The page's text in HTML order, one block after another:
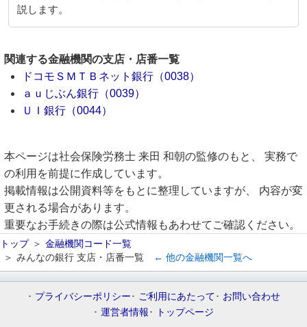
説します。
関連する金融機関の支店・店番一覧
ドコモＳＭＴＢネット銀行（0038）
ａｕじぶん銀行（0039）
ＵＩ銀行（0044）
本ページは社会保険労務士 来田 和朝の監修のもと、 実務で
の利用を前提に作成しています。
掲載情報は公開資料等をもとに整理していますが、 内容が変
更される場合があります。
重要なお手続きの際は公式情報もあわせてご確認ください。
トップ
金融機関コード一覧
みんなの銀行 支店・店番一覧
← 他の金融機関一覧へ
プライバシーポリシー ご利用にあたって
お問い合わせ
運営者情報
トップページ